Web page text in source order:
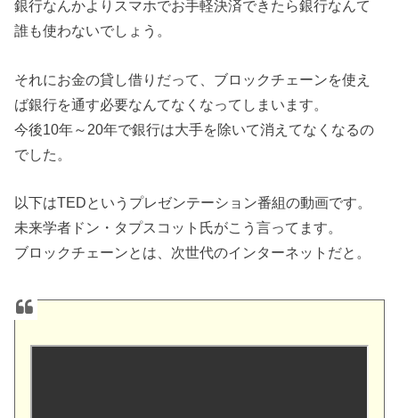
銀行なんかよりスマホでお手軽決済できたら銀行なんて
誰も使わないでしょう。
それにお金の貸し借りだって、ブロックチェーンを使え
ば銀行を通す必要なんてなくなってしまいます。
今後10年～20年で銀行は大手を除いて消えてなくなるの
でした。
以下はTEDというプレゼンテーション番組の動画です。
未来学者ドン・タプスコット氏がこう言ってます。
ブロックチェーンとは、次世代のインターネットだと。